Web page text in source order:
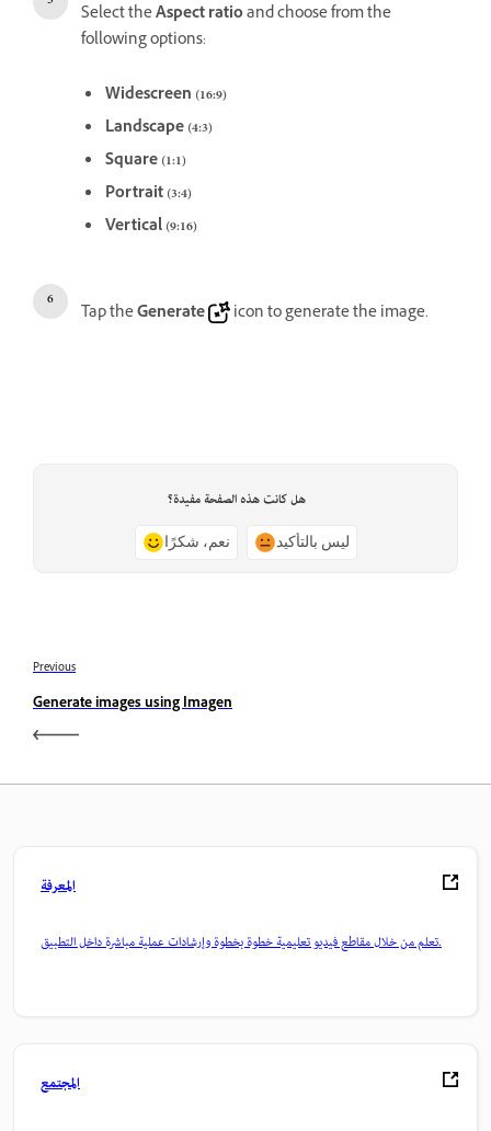
Select theAspect ratioand choose from the
following options:
Widescreen (16:9)
Landscape (4:3)
Square (1:1)
Portrait (3:4)
Vertical (9:16)
Tap theGenerate icon to generate the image.
هل كانت هذه الصفحة مفيدة؟
نعم، شكرًا ليس بالتأكيد
Previous
Generate images using Imagen
المعرفة
تعلم من خلال مقاطع فيديو تعليمية خطوة بخطوة وإرشادات عملية مباشرة داخل التطبيق.
المجتمع